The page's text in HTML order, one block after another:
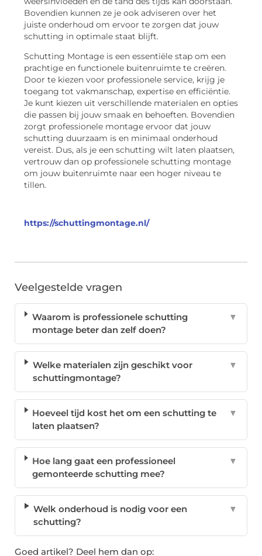
Bovendien kunnen ze je ook adviseren over het
juiste onderhoud om ervoor te zorgen dat jouw
schutting in optimale staat blijft.
Schutting Montage is een essentiële stap om een
prachtige en functionele buitenruimte te creëren.
Door te kiezen voor professionele service, krijg je
toegang tot vakmanschap, expertise en efficiëntie.
Je kunt kiezen uit verschillende materialen en opties
die passen bij jouw smaak en behoeften. Bovendien
zorgt professionele montage ervoor dat jouw
schutting duurzaam is en minimaal onderhoud
vereist. Dus, als je een schutting wilt laten plaatsen,
vertrouw dan op professionele schutting montage
om jouw buitenruimte naar een hoger niveau te
tillen.
https://schuttingmontage.nl/
Veelgestelde vragen
Waarom is professionele schutting
montage beter dan zelf doen?
▼
Welke materialen zijn geschikt voor
schuttingmontage?
▼
Hoeveel tijd kost het om een schutting te
laten plaatsen?
▼
Hoe lang gaat een professioneel
gemonteerde schutting mee?
▼
Welk onderhoud is nodig voor een
schutting?
▼
Goed artikel? Deel hem dan op: